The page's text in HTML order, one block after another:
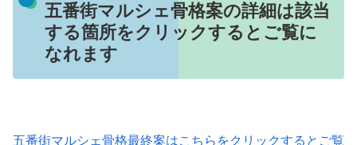
五番街マルシェ骨格案の詳細は該当
する箇所をクリックするとご覧に
なれます
五番街マルシェ骨格最終案はこちらをクリックするとご覧